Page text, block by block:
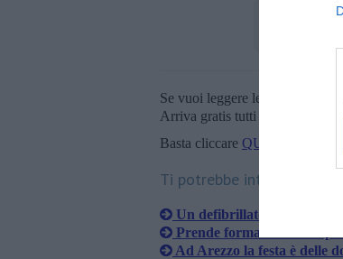
Se vuoi leggere le notizie
Arriva gratis tutti i giorni alle
Basta cliccare QUI
Ti potrebbe interessare
Un defibrillatore in
Prende forma il nuovo
Ad Arezzo la festa è delle